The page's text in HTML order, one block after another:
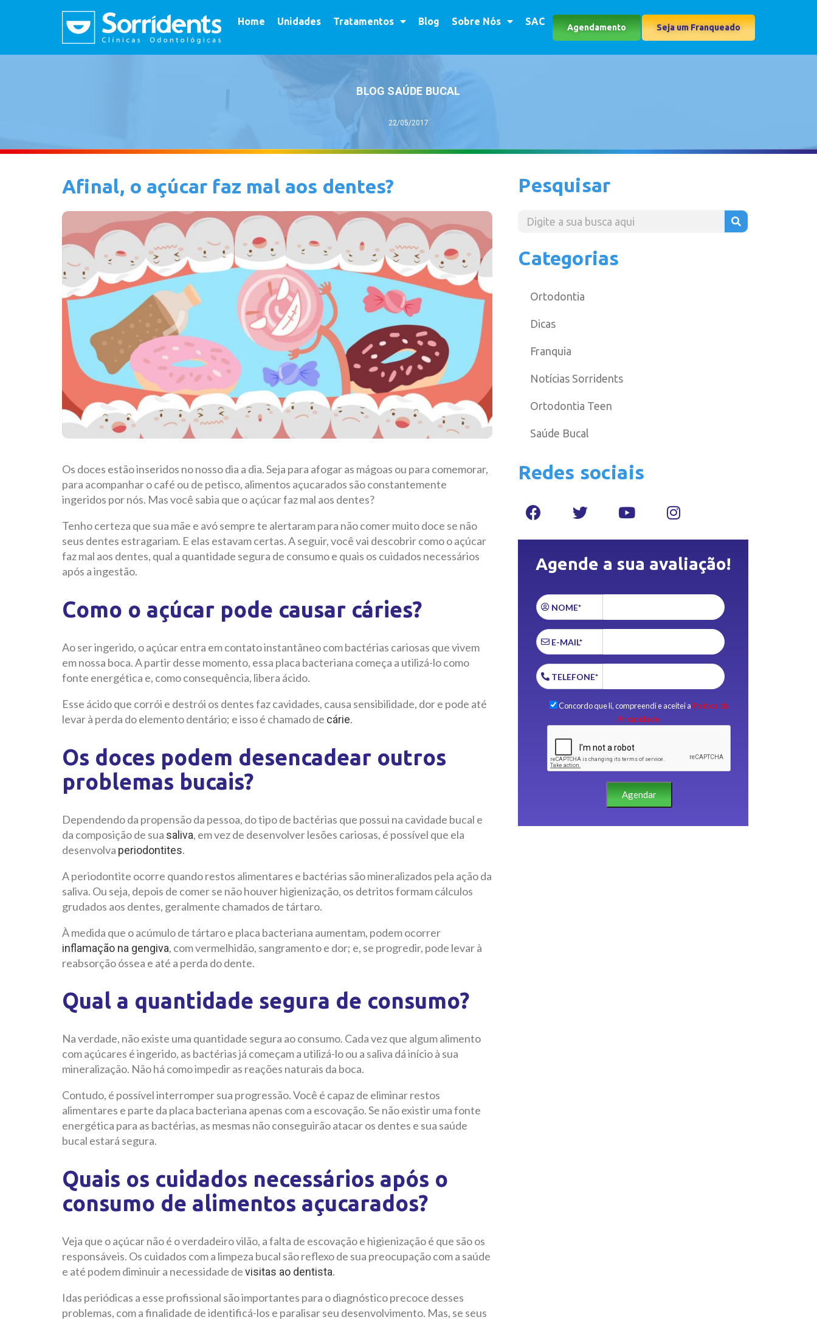
Home Unidades Tratamentos Blog Sobre Nós SAC
Agendamento Seja um Franqueado
BLOG SAÚDE BUCAL
22/05/2017
Afinal, o açúcar faz mal aos dentes?
Os doces estão inseridos no nosso dia a dia. Seja para afogar as mágoas ou para comemorar,
para acompanhar o café ou de petisco, alimentos açucarados são constantemente
ingeridos por nós. Mas você sabia que o açúcar faz mal aos dentes?
Tenho certeza que sua mãe e avó sempre te alertaram para não comer muito doce se não
seus dentes estragariam. E elas estavam certas. A seguir, você vai descobrir como o açúcar
faz mal aos dentes, qual a quantidade segura de consumo e quais os cuidados necessários
após a ingestão.
Como o açúcar pode causar cáries?
Ao ser ingerido, o açúcar entra em contato instantâneo com bactérias cariosas que vivem
em nossa boca. A partir desse momento, essa placa bacteriana começa a utilizá-lo como
fonte energética e, como consequência, libera ácido.
Esse ácido que corrói e destrói os dentes faz cavidades, causa sensibilidade, dor e pode até
levar à perda do elemento dentário; e isso é chamado de cárie.
Os doces podem desencadear outros
problemas bucais?
Dependendo da propensão da pessoa, do tipo de bactérias que possui na cavidade bucal e
da composição de sua saliva, em vez de desenvolver lesões cariosas, é possível que ela
desenvolva periodontites.
A periodontite ocorre quando restos alimentares e bactérias são mineralizados pela ação da
saliva. Ou seja, depois de comer se não houver higienização, os detritos formam cálculos
grudados aos dentes, geralmente chamados de tártaro.
À medida que o acúmulo de tártaro e placa bacteriana aumentam, podem ocorrer
inflamação na gengiva, com vermelhidão, sangramento e dor; e, se progredir, pode levar à
reabsorção óssea e até a perda do dente.
Qual a quantidade segura de consumo?
Na verdade, não existe uma quantidade segura ao consumo. Cada vez que algum alimento
com açúcares é ingerido, as bactérias já começam a utilizá-lo ou a saliva dá início à sua
mineralização. Não há como impedir as reações naturais da boca.
Contudo, é possível interromper sua progressão. Você é capaz de eliminar restos
alimentares e parte da placa bacteriana apenas com a escovação. Se não existir uma fonte
energética para as bactérias, as mesmas não conseguirão atacar os dentes e sua saúde
bucal estará segura.
Quais os cuidados necessários após o
consumo de alimentos açucarados?
Veja que o açúcar não é o verdadeiro vilão, a falta de escovação e higienização é que são os
responsáveis. Os cuidados com a limpeza bucal são reflexo de sua preocupação com a saúde
e até podem diminuir a necessidade devisitas ao dentista.
Idas periódicas a esse profissional são importantes para o diagnóstico precoce desses
problemas, com a finalidade de identificá-los e paralisar seu desenvolvimento. Mas, se seus
Pesquisar
Categorias
Ortodontia
Dicas
Franquia
Notícias Sorridents
Ortodontia Teen
Saúde Bucal
Redes sociais
Agende a sua avaliação!
NOME*
E-MAIL*
TELEFONE*
Concordo que li, compreendi e aceitei aPolítica de
Privacidade.
Agendar